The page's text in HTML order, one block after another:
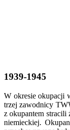
1939-1945
W okresie okupacji
trzej zawodnicy
z okupantem
niemieckiej.